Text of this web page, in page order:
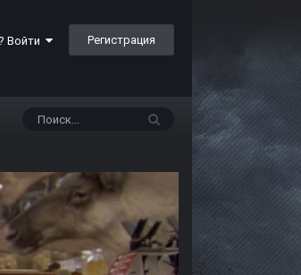
Войти Регистрация